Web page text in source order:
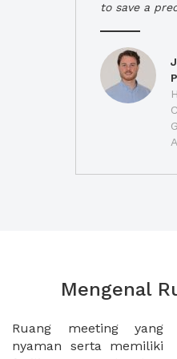
to save a
Mengenal
Ruang meeting yang
nyaman serta memiliki
Ruang meeting juga
dapat diatur susunan